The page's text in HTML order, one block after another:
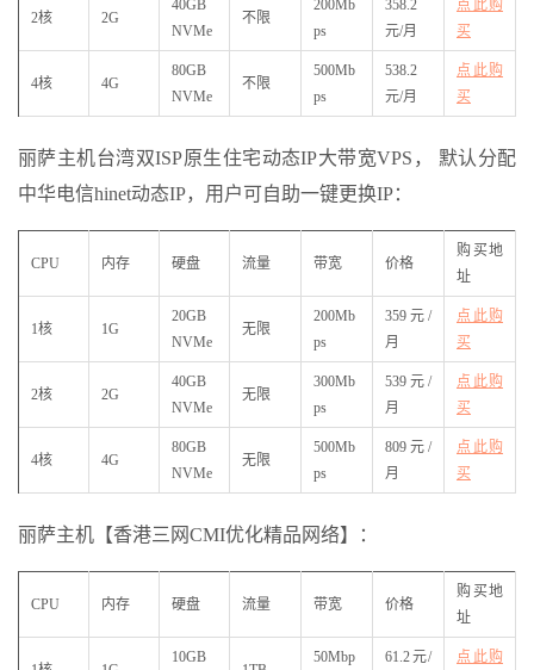
2核 2G
40GB
NVMe
不限
200Mb
ps
358.2
元/月
点此购
买
4核 4G
80GB
NVMe
不限
500Mb
ps
538.2
元/月
点此购
买
丽萨主机台湾双ISP原生住宅动态IP大带宽VPS， 默认分配
中华电信hinet动态IP，用户可自助一键更换IP：
CPU 内存 硬盘 流量 带宽 价格
购买地
址
1核 1G
20GB
NVMe
无限
200Mb
ps
359元/
月
点此购
买
2核 2G
40GB
NVMe
无限
300Mb
ps
539元/
月
点此购
买
4核 4G
80GB
NVMe
无限
500Mb
ps
809元/
月
点此购
买
丽萨主机【香港三网CMI优化精品网络】：
CPU 内存 硬盘 流量 带宽 价格
购买地
址
10GB
50Mbp
61.2元/
点此购